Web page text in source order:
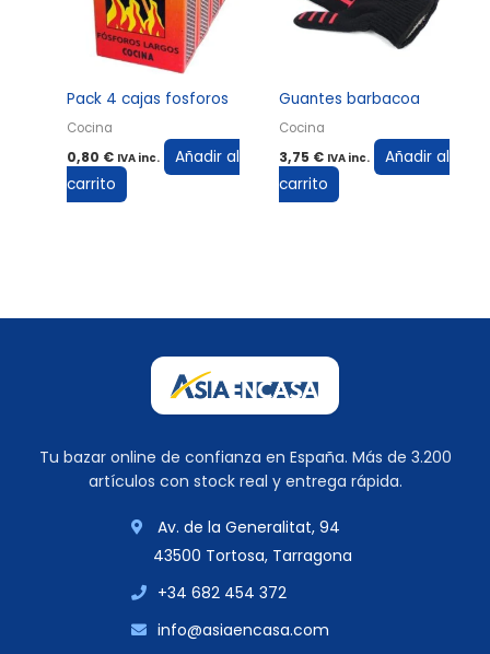
Pack 4 cajas fosforos
Cocina
0,80 € IVA inc.
Añadir al
carrito
Guantes barbacoa
Cocina
3,75 € IVA inc.
Añadir al
carrito
Tu bazar online de confianza en España. Más de 3.200
artículos con stock real y entrega rápida.
Av. de la Generalitat, 94
43500 Tortosa, Tarragona
+34 682 454 372
info@asiaencasa.com